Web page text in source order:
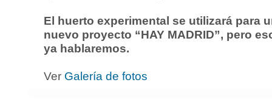
El huerto experimental se utilizará para
nuevo proyecto “HAY MADRID”, pero
ya hablaremos.
Ver Galería de fotos